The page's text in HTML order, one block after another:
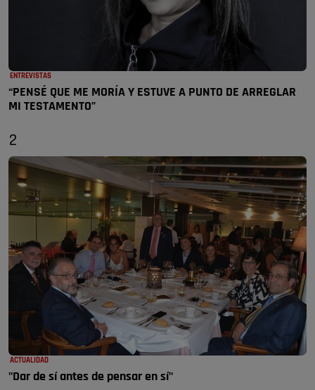
ENTREVISTAS
“PENSÉ QUE ME MORÍA Y ESTUVE A PUNTO DE ARREGLAR
MI TESTAMENTO”
2
ACTUALIDAD
"Dar de sí antes de pensar en sí"